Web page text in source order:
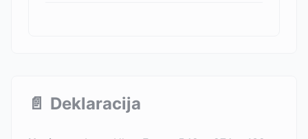
📄 Deklaracija